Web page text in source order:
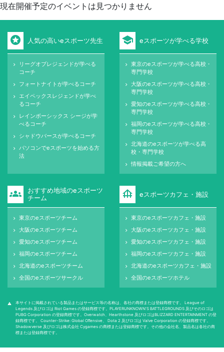
現在開催予定のイベントは見つかりません
stars 人気の高いeスポーツ先生
keyboard_arrow_right
リーグオブレジェンドが学べる
コーチ
keyboard_arrow_right フォートナイトが学べるコーチ
keyboard_arrow_right
エイペックスレジェンドが学べ
るコーチ
keyboard_arrow_right
レインボーシックス シージが学
べるコーチ
keyboard_arrow_right シャドウバースが学べるコーチ
keyboard_arrow_right
パソコンでeスポーツを始める方
法
school eスポーツが学べる学校
keyboard_arrow_right
東京のeスポーツが学べる高校・
専門学校
keyboard_arrow_right
大阪のeスポーツが学べる高校・
専門学校
keyboard_arrow_right
愛知のeスポーツが学べる高校・
専門学校
keyboard_arrow_right
福岡のeスポーツが学べる高校・
専門学校
keyboard_arrow_right
北海道のeスポーツが学べる高
校・専門学校
keyboard_arrow_right 情報掲載ご希望の方へ
groups
おすすめ地域のeスポーツ
チーム
keyboard_arrow_right 東京のeスポーツチーム
keyboard_arrow_right 大阪のeスポーツチーム
keyboard_arrow_right 愛知のeスポーツチーム
keyboard_arrow_right 福岡のeスポーツチーム
keyboard_arrow_right 北海道のeスポーツチーム
keyboard_arrow_right 全国のeスポーツサークル
foundation eスポーツカフェ・施設
keyboard_arrow_right 東京のeスポーツカフェ・施設
keyboard_arrow_right 大阪のeスポーツカフェ・施設
keyboard_arrow_right 愛知のeスポーツカフェ・施設
keyboard_arrow_right 福岡のeスポーツカフェ・施設
keyboard_arrow_right 北海道のeスポーツカフェ・施設
keyboard_arrow_right 全国のeスポーツホテル
warning
本サイトに掲載されている製品またはサービス等の名称は、各社の商標または登録商標です。 League of
Legends 及びロゴは Riot Games の登録商標です。PLAYERUNKNOWN'S BATTLEGROUNDS 及びそのロゴは
PUBG Corporation の登録商標です。Overwatch、Hearthstone 及びロゴはBLIZZARD ENTERTAINMENT の登
録商標です。 Counter-Strike: Global Oﬀensive、 Dota 2 及びロゴは Valve Corporation の登録商標です。
Shadowverse 及びロゴは株式会社 Cygames の商標または登録商標です。その他の会社名、製品名は各社の商
標または登録商標です。